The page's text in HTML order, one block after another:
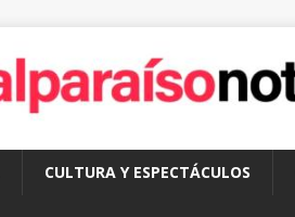
CULTURA Y ESPECTÁCULOS